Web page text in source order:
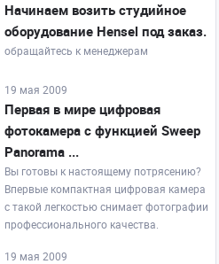
Начинаем возить студийное
оборудование Hensel под заказ.
обращайтесь к менеджерам
19 мая 2009
Первая в мире цифровая
фотокамера с функцией Sweep
Panorama ...
Вы готовы к настоящему потрясению?
Впервые компактная цифровая камера
с такой легкостью снимает фотографии
профессионального качества.
19 мая 2009